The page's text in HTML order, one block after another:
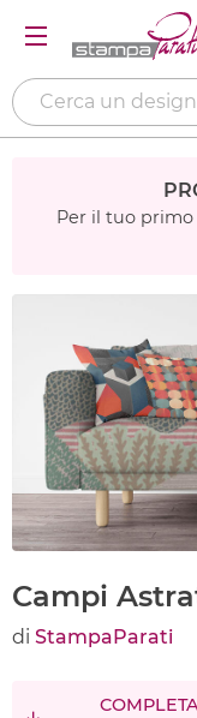
Per il tuo
Campi
di StampaParati